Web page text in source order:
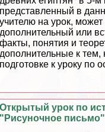
представленный в
учителю на урок, может
дополнительный или
факты, понятия и
дополнительные к тем,
подготовке к уроку по
Открытый урок по
"Рисуночное письмо"